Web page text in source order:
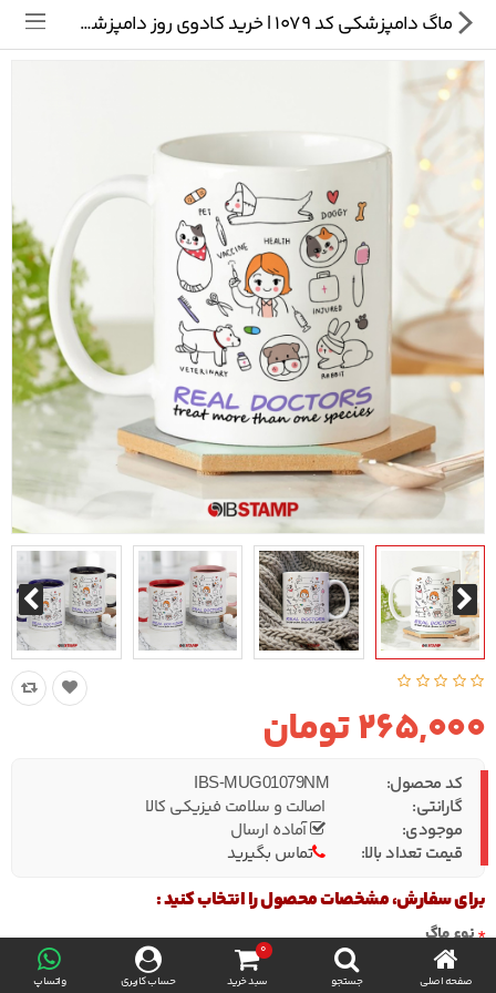
صفحه اصلی جستجو
0
سبد خرید
حساب کاربری واتساپ
ماگ دامپزشکی کد 1079 | خرید کادوی روز دامپزشک
265,000 تومان
کد محصول: IBS-MUG01079NM
گارانتی:
اصالت و سلامت فیزیکی کالا
موجودی:
آماده ارسال
قیمت تعداد بالا:
تماس بگیرید
برای سفارش، مشخصات محصول را انتخاب کنید :
نوع ماگ
تی شرت
ماگ
پیکسل
سایر محصولات
پیج ما در اینستاگرام سوالات متداول